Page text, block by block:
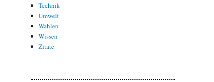
Technik
Umwelt
Wahlen
Wissen
Zitate